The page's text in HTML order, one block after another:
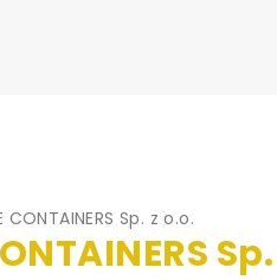
CONTAINERS Sp. z o.o.